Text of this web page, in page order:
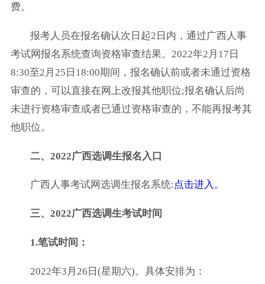
费。
报考人员在报名确认次日起2日内，通过广西人事
考试网报名系统查询资格审查结果。2022年2月17日
8:30至2月25日18:00期间，报名确认前或者未通过资格
审查的，可以直接在网上改报其他职位;报名确认后尚
未进行资格审查或者已通过资格审查的，不能再报考其
他职位。
二、2022广西选调生报名入口
广西人事考试网选调生报名系统:点击进入。
三、2022广西选调生考试时间
1.笔试时间：
2022年3月26日(星期六)。具体安排为：